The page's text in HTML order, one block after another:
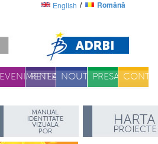
English Română
EVENIMENTE
RETEA NOUTATIPRESA